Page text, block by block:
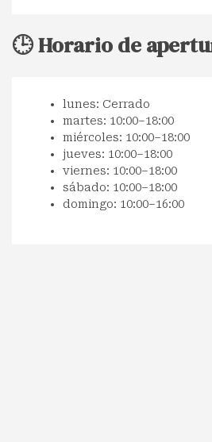
🕒 Horario de
lunes: Cerrado
martes: 10:00–18:00
miércoles: 10:00–18:00
jueves: 10:00–18:00
viernes: 10:00–18:00
sábado: 10:00–18:00
domingo: 10:00–16:00